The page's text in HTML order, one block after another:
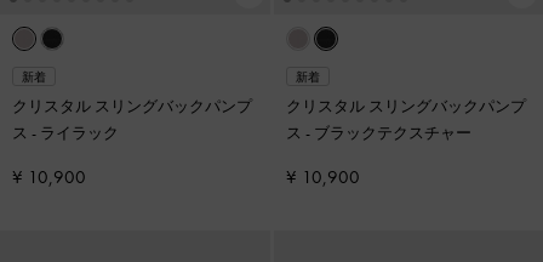
新着
クリスタル スリングバックパンプ
ス - ライラック
¥ 10,900
新着
クリスタル スリングバックパンプ
ス - ブラックテクスチャー
¥ 10,900